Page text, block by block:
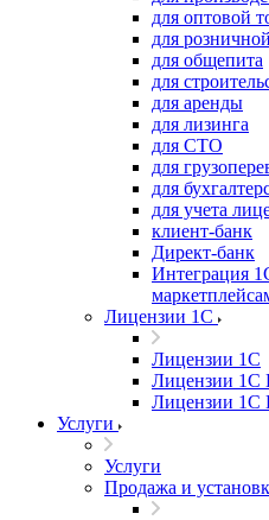
для оптовой
для
для общепита
для
для аренды
для лизинга
для СТО
для
для
для учета
клиент-банк
Директ-банк
Интеграция
Лицензии 1С
Лицензии 1С
Лицензии 1С
Лицензии
Услуги
Услуги
Продажа и